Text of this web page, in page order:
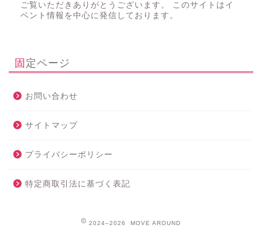
ご覧いただきありがとうございます。 このサイトはイ
ベント情報を中心に発信しております。
固定ページ
お問い合わせ
サイトマップ
プライバシーポリシー
特定商取引法に基づく表記
2024–2026 MOVE AROUND